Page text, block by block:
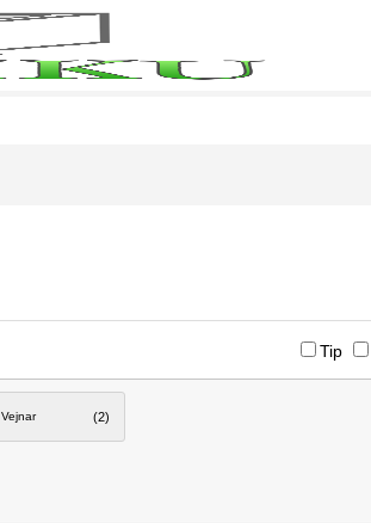
Tip
Vejnar (2)